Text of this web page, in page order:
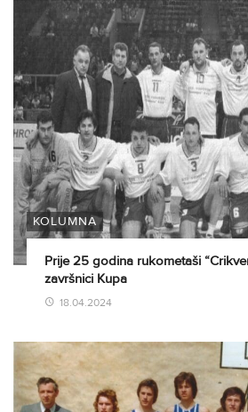
KOLUMNA
Prije 25 godina rukometaši
završnici Kupa
18.04.2024